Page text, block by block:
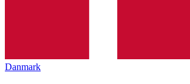
Danmark